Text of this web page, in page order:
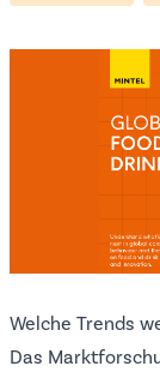
Welche Trends
Das